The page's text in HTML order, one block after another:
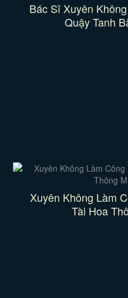
Bác Sĩ Xuyên
Quậy Tanh
Xuyên Không Làm
Tài Hoa